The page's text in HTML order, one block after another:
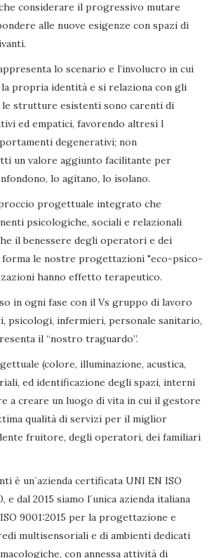
considerare il progressivo mutare
alle nuove esigenze con spazi di
lo scenario e l’involucro in cui
la propria identità e si relaziona con gli
strutture esistenti sono carenti di
ed empatici, favorendo altresì l
degenerativi; non
un valore aggiunto facilitante per
lo agitano, lo isolano.
progettuale integrato che
psicologiche, sociali e relazionali
il benessere degli operatori e dei
le nostre progettazioni "eco-psico-
hanno effetto terapeutico.
in ogni fase con il Vs gruppo di lavoro
psicologi, infermieri, personale sanitario,
il “nostro traguardo”.
(colore, illuminazione, acustica,
ed identificazione degli spazi, interni
a creare un luogo di vita in cui il gestore
qualità di servizi per il miglior
fruitore, degli operatori, dei familiari
è un´azienda certificata UNI EN ISO
e dal 2015 siamo l´unica azienda italiana
9001:2015 per la progettazione e
multisensoriali e di ambienti dedicati
con annessa attività di